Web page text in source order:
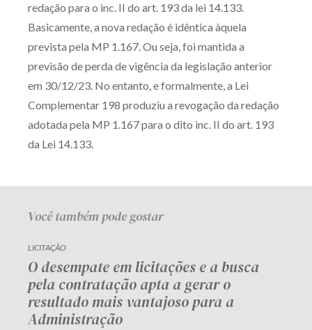
redação para o inc. II do art. 193 da lei 14.133.
Basicamente, a nova redação é idêntica àquela
prevista pela MP 1.167. Ou seja, foi mantida a
previsão de perda de vigência da legislação anterior
em 30/12/23. No entanto, e formalmente, a Lei
Complementar 198 produziu a revogação da redação
adotada pela MP 1.167 para o dito inc. II do art. 193
da Lei 14.133.
Você também pode gostar
LICITAÇÃO
O desempate em licitações e a busca
pela contratação apta a gerar o
resultado mais vantajoso para a
Administração